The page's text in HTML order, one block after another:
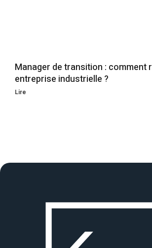
Manager de transition : comment
entreprise industrielle ?
Lire